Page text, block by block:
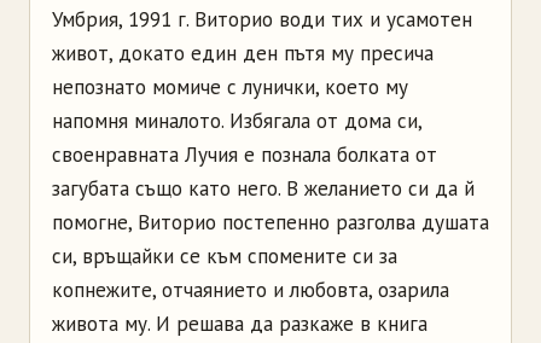
Умбрия, 1991 г. Виторио води тих и усамотен
живот, докато един ден пътя му пресича
непознато момиче с лунички, което му
напомня миналото. Избягала от дома си,
своенравната Лучия е познала болката от
загубата също като него. В желанието си да й
помогне, Виторио постепенно разголва душата
си, връщайки се към спомените си за
копнежите, отчаянието и любовта, озарила
живота му. И решава да разкаже в книга